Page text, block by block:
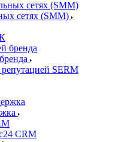
сетях (SMM)
SERM
CRM